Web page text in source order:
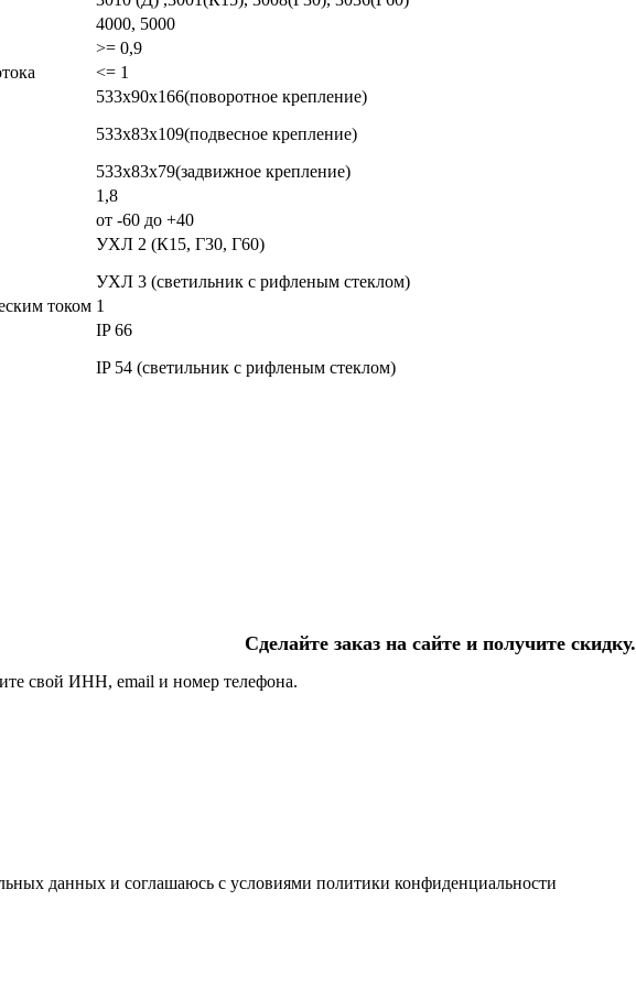
4000, 5000
>= 0,9
<= 1
533х90х166(поворотное крепление)
533х83х109(подвесное крепление)
533х83х79(задвижное крепление)
1,8
от -60 до +40
УХЛ 2 (К15, Г30, Г60)
УХЛ 3 (светильник с рифленым стеклом)
током 1
IP 66
IP 54 (светильник с рифленым стеклом)
Сделайте заказ на сайте и получите скидку.
свой ИНН, email и номер телефона.
данных и соглашаюсь с условиями политики конфиденциальности